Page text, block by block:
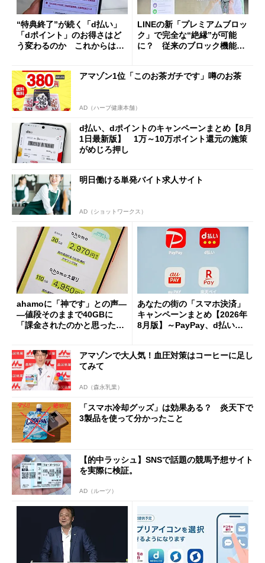
“特典終了”が続く「d払い」
「dポイント」のお得さはど
う変わるのか これからは
LINEの新「プレミアムブロッ
ク」で完全な“絶縁”が可能
に？ 従来のブロック機能と
アマゾン1位「このお茶ガチです」噂のお茶
AD（ハーブ健康本舗）
d払い、dポイントのキャンペーンまとめ【8月
1日最新版】 1万～10万ポイント還元の施策
がめじろ押し
明日働ける単発バイト求人サイト
AD（ショットワークス）
ahamoに「神です」との声―
―値段そのままで40GBに
「課金されたのかと思った」
あなたの街の「スマホ決済」
キャンペーンまとめ【2026年
8月版】～PayPay、d払い、a
アマゾンで大人気！血圧対策はコーヒーに足し
てみて
AD（森永乳業）
「スマホ冷却グッズ」は効果ある？ 炎天下で
3製品を使って分かったこと
【的中ラッシュ】SNSで話題の競馬予想サイト
を実際に検証。
AD（ルーツ）